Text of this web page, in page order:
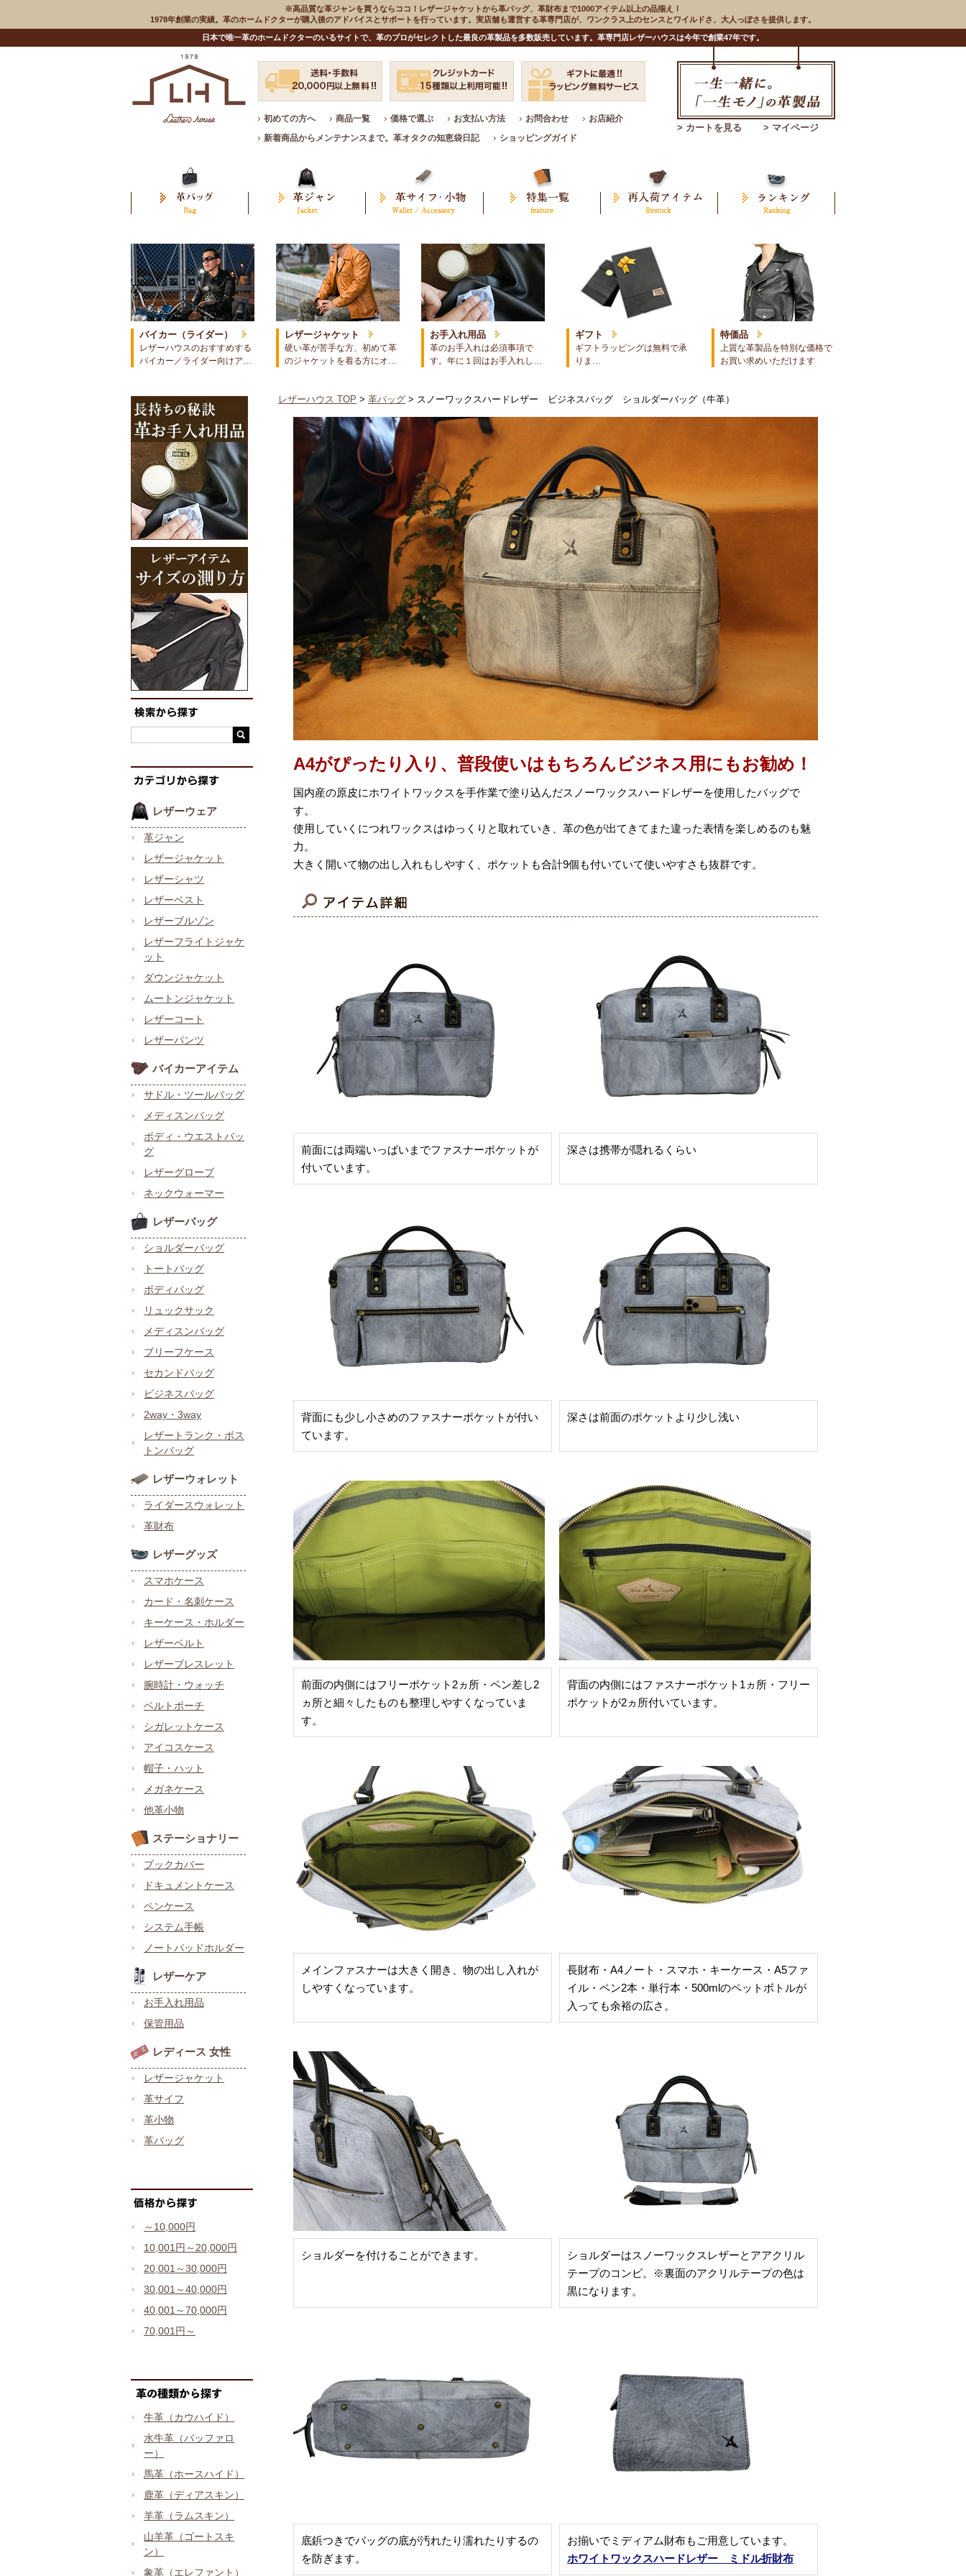
※高品質な革ジャンを買うならココ！レザージャケットから革バッグ、革財布まで1000アイテム以上の品揃え！
1978年創業の実績。革のホームドクターが購入後のアドバイスとサポートを行っています。実店舗も運営する革専門店が、ワンクラス上のセンスとワイルドさ、大人っぽさを提供します。
日本で唯一革のホームドクターのいるサイトで、革のプロがセレクトした最良の革製品を多数販売しています。革専門店レザーハウスは今年で創業47年です。
初めての方へ 商品一覧 価格で選ぶ お支払い方法 お問合わせ
お店紹介
新着商品からメンテナンスまで。革オタクの知恵袋日記
ショッピングガイド
> カートを見る > マイページ
バイカー（ライダー）
レザーハウスのおすすめする
バイカー／ライダー向けア…
レザージャケット
硬い革が苦手な方、初めて革
のジャケットを着る方にオ…
お手入れ用品
革のお手入れは必須事項で
す。年に１回はお手入れし…
ギフト
ギフトラッピングは無料で承
りま…
特価品
上質な革製品を特別な価格で
お買い求めいただけます
レザーウェア
革ジャン
レザージャケット
レザーシャツ
レザーベスト
レザーブルゾン
レザーフライトジャケ
ット
ダウンジャケット
ムートンジャケット
レザーコート
レザーパンツ
バイカーアイテム
サドル・ツールバッグ
メディスンバッグ
ボディ・ウエストバッ
グ
レザーグローブ
ネックウォーマー
レザーバッグ
ショルダーバッグ
トートバッグ
ボディバッグ
リュックサック
メディスンバッグ
ブリーフケース
セカンドバッグ
ビジネスバッグ
2way・3way
レザートランク・ボス
トンバッグ
レザーウォレット
ライダースウォレット
革財布
レザーグッズ
スマホケース
カード・名刺ケース
キーケース・ホルダー
レザーベルト
レザーブレスレット
腕時計・ウォッチ
ベルトポーチ
シガレットケース
アイコスケース
帽子・ハット
メガネケース
他革小物
ステーショナリー
ブックカバー
ドキュメントケース
ペンケース
システム手帳
ノートパッドホルダー
レザーケア
お手入れ用品
保管用品
レディース 女性
レザージャケット
革サイフ
革小物
革バッグ
～10,000円
10,001円～20,000円
20,001～30,000円
30,001～40,000円
40,001～70,000円
70,001円～
牛革（カウハイド）
水牛革（バッファロ
ー）
馬革（ホースハイド）
鹿革（ディアスキン）
羊革（ラムスキン）
山羊革（ゴートスキ
ン）
象革（エレファント）
レザーハウス TOP > 革バッグ > スノーワックスハードレザー ビジネスバッグ ショルダーバッグ（牛革）
A4がぴったり入り、普段使いはもちろんビジネス用にもお勧め！
国内産の原皮にホワイトワックスを手作業で塗り込んだスノーワックスハードレザーを使用したバッグで
す。
使用していくにつれワックスはゆっくりと取れていき、革の色が出てきてまた違った表情を楽しめるのも魅
力。
大きく開いて物の出し入れもしやすく、ポケットも合計9個も付いていて使いやすさも抜群です。
前面には両端いっぱいまでファスナーポケットが
付いています。
深さは携帯が隠れるくらい
背面にも少し小さめのファスナーポケットが付い
ています。
深さは前面のポケットより少し浅い
前面の内側にはフリーポケット2ヵ所・ペン差し2
ヵ所と細々したものも整理しやすくなっていま
す。
背面の内側にはファスナーポケット1ヵ所・フリー
ポケットが2ヵ所付いています。
メインファスナーは大きく開き、物の出し入れが
しやすくなっています。
長財布・A4ノート・スマホ・キーケース・A5ファ
イル・ペン2本・単行本・500mlのペットボトルが
入っても余裕の広さ。
ショルダーを付けることができます。
ショルダーはスノーワックスレザーとアアクリル
テープのコンビ。※裏面のアクリルテープの色は
黒になります。
底鋲つきでバッグの底が汚れたり濡れたりするの
を防ぎます。
お揃いでミディアム財布もご用意しています。
ホワイトワックスハードレザー ミドル折財布